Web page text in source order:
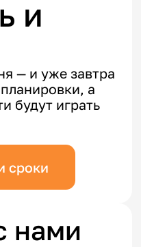
и
— и уже завтра
а
будут играть
сроки
нами